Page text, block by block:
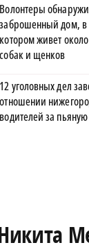
Волонтеры
заброшенный дом, в
котором живет
собак и щенков
12 уголовных дел
отношении
водителей за пьяную